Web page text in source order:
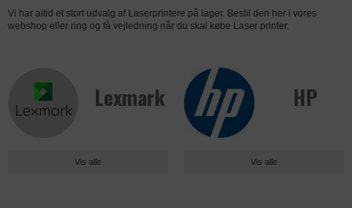
Vi har altid et stort udvalg af Laserprintere på lager. Bestil den her i vores
webshop eller ring og få vejledning når du skal købe Laser printer.
Lexmark
Vis alle
HP
Vis alle